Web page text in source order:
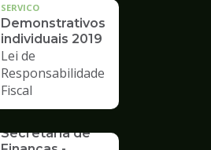
SERVICO
Demonstrativos
individuais 2019
Lei de
Responsabilidade
Fiscal
Secretaria de